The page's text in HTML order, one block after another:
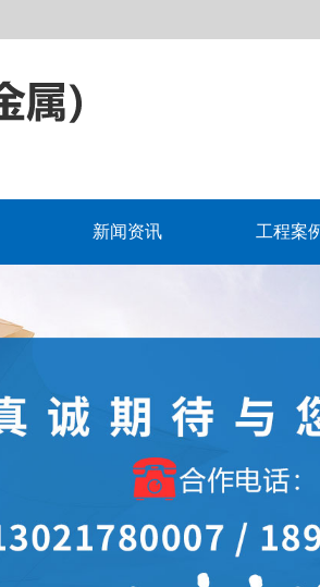
新闻资讯 工程案